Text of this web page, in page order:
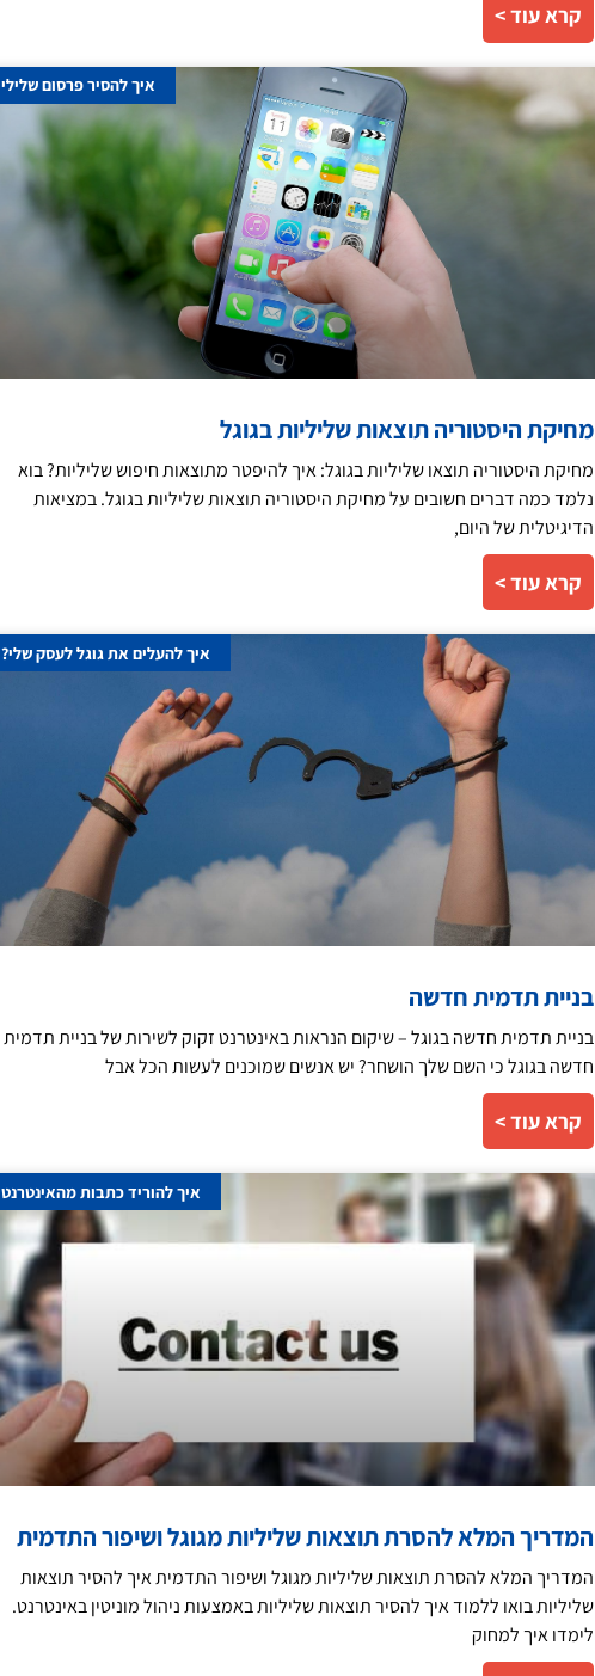
קרא עוד >
איך להסיר פרסום שלילי
מחיקת היסטוריה תוצאות שליליות בגוגל
מחיקת היסטוריה תוצאו שליליות בגוגל: איך להיפטר מתוצאות חיפוש שליליות? בוא
נלמד כמה דברים חשובים על מחיקת היסטוריה תוצאות שליליות בגוגל. במציאות
הדיגיטלית של היום,
קרא עוד >
איך להעלים את גוגל לעסק שלי?
בניית תדמית חדשה
בניית תדמית חדשה בגוגל – שיקום הנראות באינטרנט זקוק לשירות של בניית תדמית
חדשה בגוגל כי השם שלך הושחר? יש אנשים שמוכנים לעשות הכל אבל
קרא עוד >
איך להוריד כתבות מהאינטרנט
המדריך המלא להסרת תוצאות שליליות מגוגל ושיפור התדמית
המדריך המלא להסרת תוצאות שליליות מגוגל ושיפור התדמית איך להסיר תוצאות
שליליות בואו ללמוד איך להסיר תוצאות שליליות באמצעות ניהול מוניטין באינטרנט.
לימדו איך למחוק